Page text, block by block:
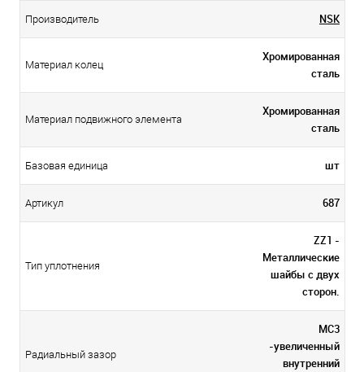
Производитель NSK
Материал колец
Хромированная
сталь
Материал подвижного элемента
Хромированная
сталь
Базовая единица шт
Артикул 687
Тип уплотнения
ZZ1 -
Металлические
шайбы с двух
сторон.
Радиальный зазор
MC3
-увеличенный
внутренний